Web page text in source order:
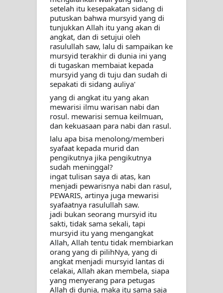
setelah itu kesepakatan sidang di
putuskan bahwa mursyid yang di
tunjukkan Allah itu yang akan di
angkat, dan di setujui oleh
rasulullah saw, lalu di sampaikan ke
mursyid terakhir di dunia ini yang
di tugaskan membaiat kepada
mursyid yang di tuju dan sudah di
sepakati di sidang auliya'
yang di angkat itu yang akan
mewarisi ilmu warisan nabi dan
rosul. mewarisi semua keilmuan,
dan kekuasaan para nabi dan rasul.
lalu apa bisa menolong/memberi
syafaat kepada murid dan
pengikutnya jika pengikutnya
sudah meninggal?
ingat tulisan saya di atas, kan
menjadi pewarisnya nabi dan rasul,
PEWARIS, artinya juga mewarisi
syafaatnya rasulullah saw.
jadi bukan seorang mursyid itu
sakti, tidak sama sekali, tapi
mursyid itu yang mengangkat
Allah, Allah tentu tidak membiarkan
orang yang di pilihNya, yang di
angkat menjadi mursyid lantas di
celakai, Allah akan membela, siapa
yang menyerang para petugas
Allah di dunia, maka itu sama saja